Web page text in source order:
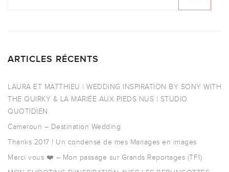
ARTICLES RÉCENTS
LAURA ET MATTHIEU | WEDDING INSPIRATION BY SONY WITH
THE QUIRKY & LA MARIÉE AUX PIEDS NUS | STUDIO
QUOTIDIEN
Cameroun – Destination Wedding
Thanks 2017 ! Un condensé de mes Mariages en images
Merci vous ❤️ – Mon passage sur Grands Reportages (TF1)